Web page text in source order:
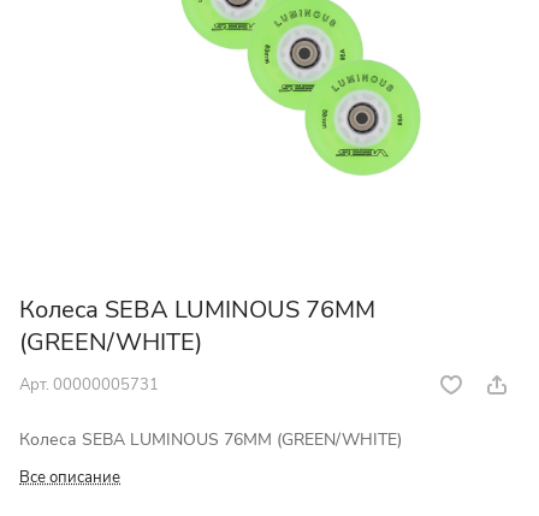
Колеса SEBA LUMINOUS 76MM
(GREEN/WHITE)
Арт. 00000005731
Колеса SEBA LUMINOUS 76MM (GREEN/WHITE)
Все описание